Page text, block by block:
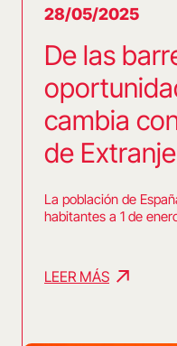
28/05/2025
De las
cambia
de
La población de
habitantes a 1 de
LEER MÁS